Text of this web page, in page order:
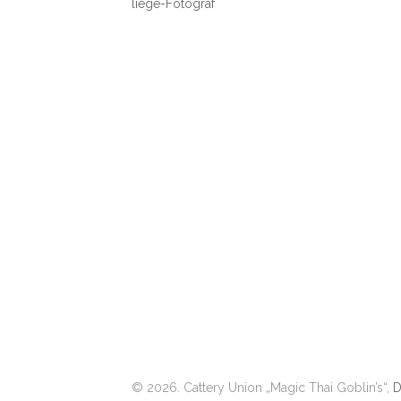
liege-Fotograf
© 2026. Cattery Union „Magic Thai Goblin’s“,